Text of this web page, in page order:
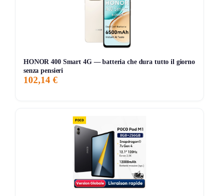
loro lunga durata, apprezzando in particolare come
riescano a mantenere prestazioni elevate anche in
dispositivi ad alta richiesta. Molti utenti segnalano una
maggiore tranquillità grazie alla loro resistenza alle perdite,
un aspetto importante per chi usa la batteria in apparecchi
delicati. Tuttavia, alcuni hanno fatto notare che, sebbene
siano eccellenti per la maggior parte dei dispositivi,
batterie Kodak Max LR14 è stata molto apprezzata,
rendendole un’opzione solida per ogni esigenza energetica.
206 giorni di monitoraggio
HONOR 400 Smart 4G — batteria che dura tutto il giorno
senza pensieri
102,14 €